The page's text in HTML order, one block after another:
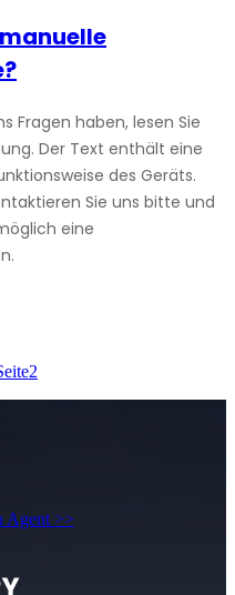
Fragen haben, lesen Sie
Der Text enthält eine
des Geräts.
Sie uns bitte und
eine
2
Agent >>